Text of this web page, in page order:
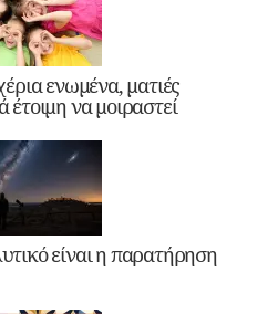
ενωμένα, ματιές
να μοιραστεί
είναι η παρατήρηση